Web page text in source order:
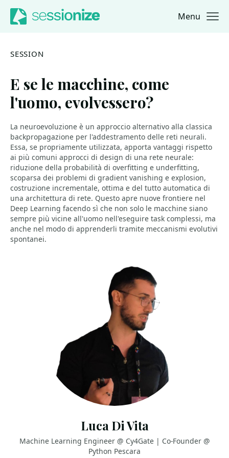
Jump to navigation
Jump to content Menu
SESSION
E se le macchine, come
l'uomo, evolvessero?
La neuroevoluzione è un approccio alternativo alla classica
backpropagazione per l'addestramento delle reti neurali.
Essa, se propriamente utilizzata, apporta vantaggi rispetto
ai più comuni approcci di design di una rete neurale:
riduzione della probabilità di overfitting e underfitting,
scoparsa dei problemi di gradient vanishing e explosion,
costruzione incrementale, ottima e del tutto automatica di
una architettura di rete. Questo apre nuove frontiere nel
Deep Learning facendo sì che non solo le macchine siano
sempre più vicine all'uomo nell'eseguire task complessi, ma
anche nel modo di apprenderli tramite meccanismi evolutivi
spontanei.
Luca Di Vita
Machine Learning Engineer @ Cy4Gate | Co-Founder @
Python Pescara